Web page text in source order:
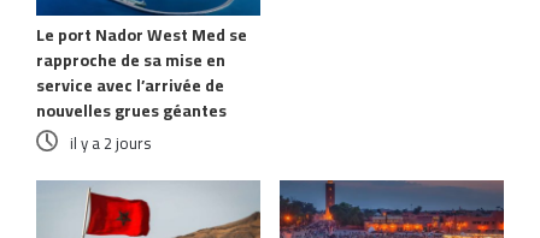
Le port Nador West Med se
rapproche de sa mise en
service avec l’arrivée de
nouvelles grues géantes
il y a 2 jours